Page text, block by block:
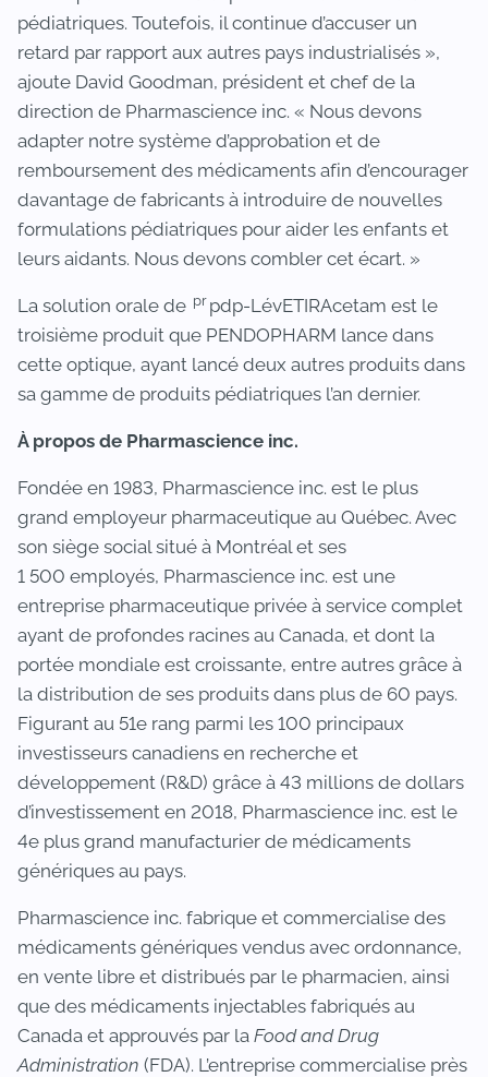
pédiatriques. Toutefois, il continue d’accuser un
retard par rapport aux autres pays industrialisés »,
ajoute David Goodman, président et chef de la
direction de Pharmascience inc. « Nous devons
adapter notre système d’approbation et de
remboursement des médicaments afin d’encourager
davantage de fabricants à introduire de nouvelles
formulations pédiatriques pour aider les enfants et
leurs aidants. Nous devons combler cet écart. »
La solution orale de pr pdp-LévETIRAcetam est le
troisième produit que PENDOPHARM lance dans
cette optique, ayant lancé deux autres produits dans
sa gamme de produits pédiatriques l’an dernier.
À propos de Pharmascience inc.
Fondée en 1983, Pharmascience inc. est le plus
grand employeur pharmaceutique au Québec. Avec
son siège social situé à Montréal et ses
1 500 employés, Pharmascience inc. est une
entreprise pharmaceutique privée à service complet
ayant de profondes racines au Canada, et dont la
portée mondiale est croissante, entre autres grâce à
la distribution de ses produits dans plus de 60 pays.
Figurant au 51e rang parmi les 100 principaux
investisseurs canadiens en recherche et
développement (R&D) grâce à 43 millions de dollars
d’investissement en 2018, Pharmascience inc. est le
4e plus grand manufacturier de médicaments
génériques au pays.
Pharmascience inc. fabrique et commercialise des
médicaments génériques vendus avec ordonnance,
en vente libre et distribués par le pharmacien, ainsi
que des médicaments injectables fabriqués au
Canada et approuvés par la Food and Drug
Administration (FDA). L’entreprise commercialise près